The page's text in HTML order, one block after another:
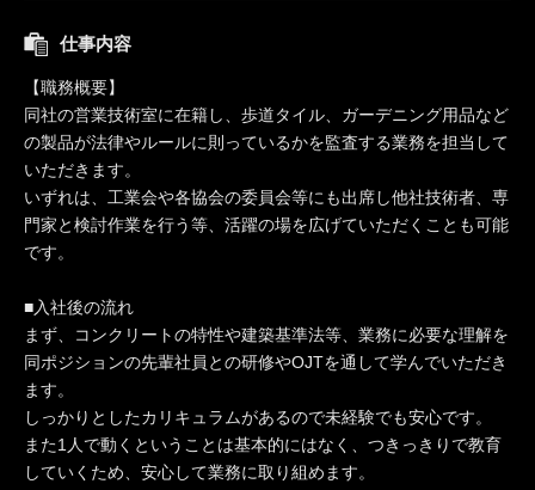
仕事内容
【職務概要】
同社の営業技術室に在籍し、歩道タイル、ガーデニング用品など
の製品が法律やルールに則っているかを監査する業務を担当して
いただきます。
いずれは、工業会や各協会の委員会等にも出席し他社技術者、専
門家と検討作業を行う等、活躍の場を広げていただくことも可能
です。
■入社後の流れ
まず、コンクリートの特性や建築基準法等、業務に必要な理解を
同ポジションの先輩社員との研修やOJTを通して学んでいただき
ます。
しっかりとしたカリキュラムがあるので未経験でも安心です。
また1人で動くということは基本的にはなく、つきっきりで教育
していくため、安心して業務に取り組めます。